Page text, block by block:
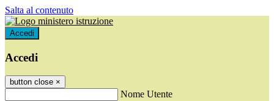
Salta al contenuto
Accedi
Accedi
button close ×
Nome Utente